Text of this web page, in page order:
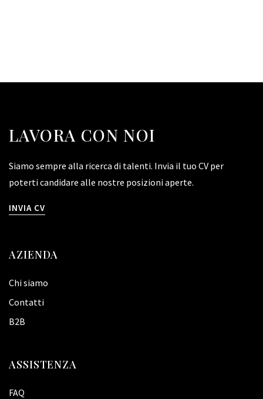
LAVORA CON NOI
Siamo sempre alla ricerca di talenti. Invia il tuo CV per
poterti candidare alle nostre posizioni aperte.
INVIA CV
AZIENDA
Chi siamo
Contatti
B2B
ASSISTENZA
FAQ